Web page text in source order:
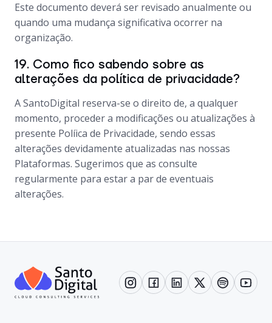
Este documento deverá ser revisado anualmente ou
quando uma mudança significativa ocorrer na
organização.
19. Como fico sabendo sobre as
alterações da política de privacidade?
A SantoDigital reserva-se o direito de, a qualquer
momento, proceder a modificações ou atualizações à
presente Políica de Privacidade, sendo essas
alterações devidamente atualizadas nas nossas
Plataformas. Sugerimos que as consulte
regularmente para estar a par de eventuais
alterações.